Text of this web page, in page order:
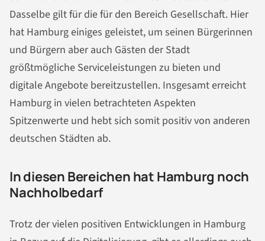
Dasselbe gilt für die für den Bereich Gesellschaft. Hier
hat Hamburg einiges geleistet, um seinen Bürgerinnen
und Bürgern aber auch Gästen der Stadt
größtmögliche Serviceleistungen zu bieten und
digitale Angebote bereitzustellen. Insgesamt erreicht
Hamburg in vielen betrachteten Aspekten
Spitzenwerte und hebt sich somit positiv von anderen
deutschen Städten ab.
In diesen Bereichen hat Hamburg noch
Nachholbedarf
Trotz der vielen positiven Entwicklungen in Hamburg